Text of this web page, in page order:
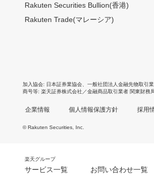
Rakuten Securities Bullion(香港)
Rakuten Trade(マレーシア)
加入協会 日本証券業協会 一般社団法人金融先物取引
商号等 楽天証券株式会社／金融商品取引業者 関東財務
企業情報 個人情報保護方針 採用
© Rakuten Securities, Inc.
楽天グループ
サービス一覧 お問い合わせ一覧